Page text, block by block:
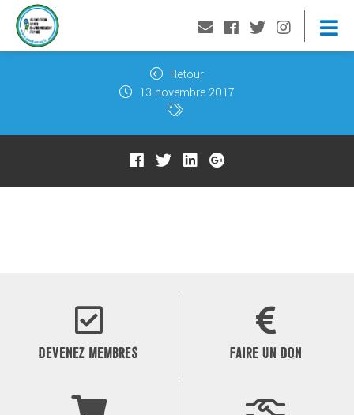
Retour
13 novembre 2017
DEVENEZ MEMBRES FAIRE UN DON